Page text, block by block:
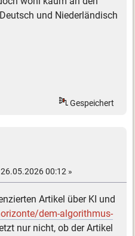
und Niederländisch
Gespeichert
26.05.2026 00:12 »
Artikel über KI und
dem-algorithmus-
nur nicht, ob der Artikel